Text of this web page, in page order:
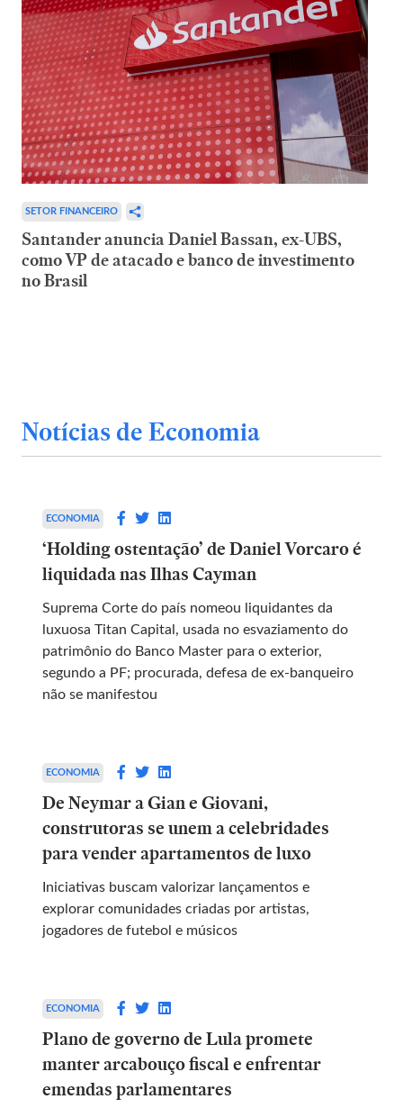
SETOR FINANCEIRO
Santander anuncia Daniel Bassan, ex-UBS,
como VP de atacado e banco de investimento
no Brasil
Notícias de Economia
ECONOMIA
‘Holding ostentação’ de Daniel Vorcaro é
liquidada nas Ilhas Cayman
Suprema Corte do país nomeou liquidantes da
luxuosa Titan Capital, usada no esvaziamento do
patrimônio do Banco Master para o exterior,
segundo a PF; procurada, defesa de ex-banqueiro
não se manifestou
ECONOMIA
De Neymar a Gian e Giovani,
construtoras se unem a celebridades
para vender apartamentos de luxo
Iniciativas buscam valorizar lançamentos e
explorar comunidades criadas por artistas,
jogadores de futebol e músicos
ECONOMIA
Plano de governo de Lula promete
manter arcabouço fiscal e enfrentar
emendas parlamentares